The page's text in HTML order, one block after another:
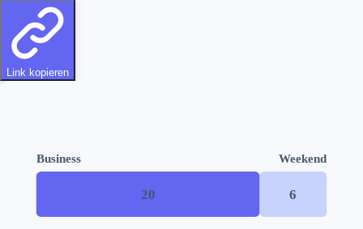
Link kopieren
20 6
Business Weekend